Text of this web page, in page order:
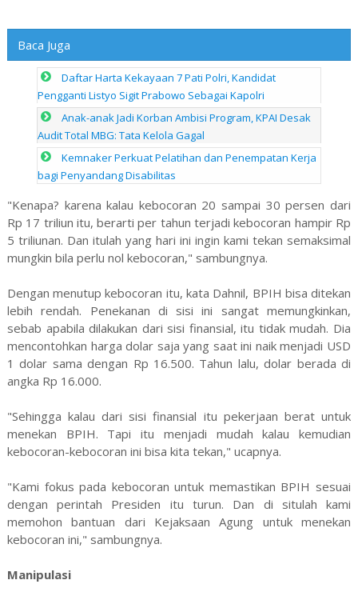
Baca Juga
Daftar Harta Kekayaan 7 Pati Polri, Kandidat
Pengganti Listyo Sigit Prabowo Sebagai Kapolri
Anak-anak Jadi Korban Ambisi Program, KPAI Desak
Audit Total MBG: Tata Kelola Gagal
Kemnaker Perkuat Pelatihan dan Penempatan Kerja
bagi Penyandang Disabilitas
"Kenapa? karena kalau kebocoran 20 sampai 30 persen dari
Rp 17 triliun itu, berarti per tahun terjadi kebocoran hampir Rp
5 triliunan. Dan itulah yang hari ini ingin kami tekan semaksimal
mungkin bila perlu nol kebocoran," sambungnya.
Dengan menutup kebocoran itu, kata Dahnil, BPIH bisa ditekan
lebih rendah. Penekanan di sisi ini sangat memungkinkan,
sebab apabila dilakukan dari sisi finansial, itu tidak mudah. Dia
mencontohkan harga dolar saja yang saat ini naik menjadi USD
1 dolar sama dengan Rp 16.500. Tahun lalu, dolar berada di
angka Rp 16.000.
"Sehingga kalau dari sisi finansial itu pekerjaan berat untuk
menekan BPIH. Tapi itu menjadi mudah kalau kemudian
kebocoran-kebocoran ini bisa kita tekan," ucapnya.
"Kami fokus pada kebocoran untuk memastikan BPIH sesuai
dengan perintah Presiden itu turun. Dan di situlah kami
memohon bantuan dari Kejaksaan Agung untuk menekan
kebocoran ini," sambungnya.
Manipulasi